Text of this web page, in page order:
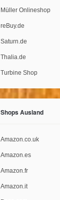
Müller Onlineshop
reBuy.de
Saturn.de
Thalia.de
Turbine Shop
Shops Ausland
Amazon.co.uk
Amazon.es
Amazon.fr
Amazon.it